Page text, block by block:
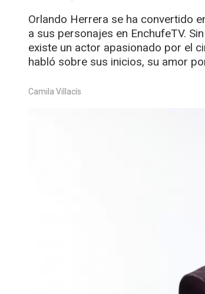
Orlando Herrera se ha convertido
a sus personajes en EnchufeTV.
existe un actor apasionado por el
habló sobre sus inicios, su amor
Camila Villacís